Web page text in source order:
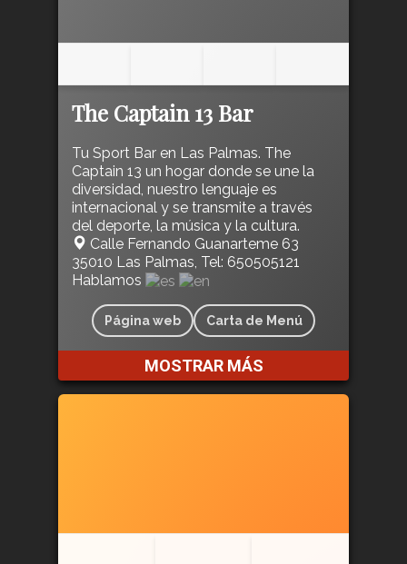
The Captain 13 Bar
Tu Sport Bar en Las Palmas. The
Captain 13 un hogar donde se une la
diversidad, nuestro lenguaje es
internacional y se transmite a través
del deporte, la música y la cultura.
Calle Fernando Guanarteme 63
35010 Las Palmas, Tel: 650505121
Hablamos
Página web Carta de Menú
MOSTRAR MÁS